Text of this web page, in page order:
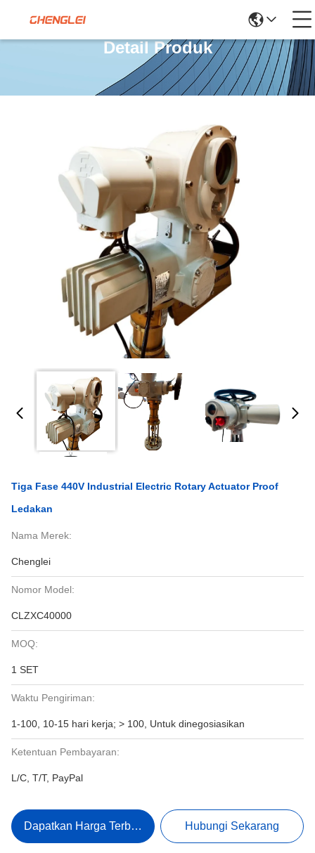
Detail Produk
Tiga Fase 440V Industrial Electric Rotary Actuator Proof
Ledakan
Nama Merek:
Chenglei
Nomor Model:
CLZXC40000
MOQ:
1 SET
Waktu Pengiriman:
1-100, 10-15 hari kerja; > 100, Untuk dinegosiasikan
Ketentuan Pembayaran:
L/C, T/T, PayPal
Dapatkan Harga Terbaik Hubungi Sekarang